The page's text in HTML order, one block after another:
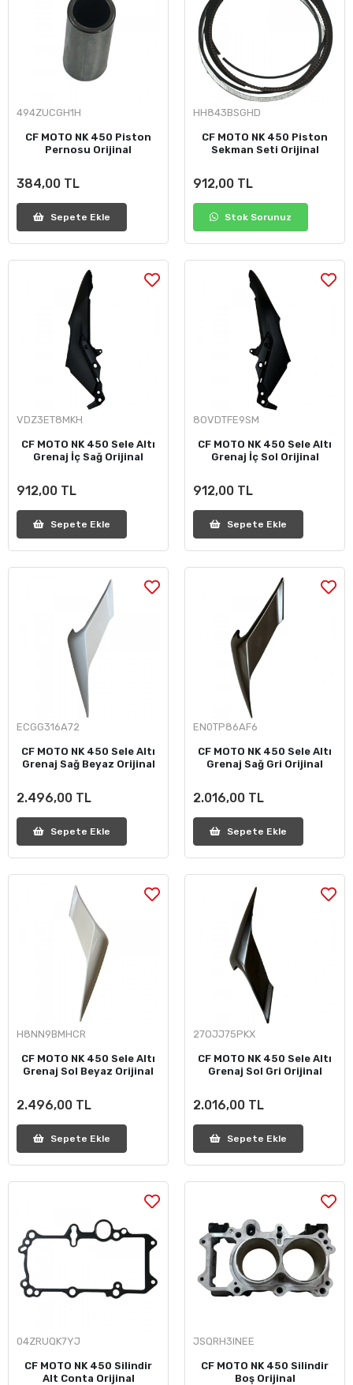
494ZUCGH1H
CF MOTO NK 450 Piston
Pernosu Orijinal
384,00 TL
Sepete Ekle
HH843BSGHD
CF MOTO NK 450 Piston
Sekman Seti Orijinal
912,00 TL
Stok Sorunuz
VDZ3ET8MKH
CF MOTO NK 450 Sele Altı
Grenaj İç Sağ Orijinal
912,00 TL
Sepete Ekle
8OVDTFE9SM
CF MOTO NK 450 Sele Altı
Grenaj İç Sol Orijinal
912,00 TL
Sepete Ekle
ECGG316A72
CF MOTO NK 450 Sele Altı
Grenaj Sağ Beyaz Orijinal
2.496,00 TL
Sepete Ekle
EN0TP86AF6
CF MOTO NK 450 Sele Altı
Grenaj Sağ Gri Orijinal
2.016,00 TL
Sepete Ekle
H8NN9BMHCR
CF MOTO NK 450 Sele Altı
Grenaj Sol Beyaz Orijinal
2.496,00 TL
Sepete Ekle
27OJJ75PKX
CF MOTO NK 450 Sele Altı
Grenaj Sol Gri Orijinal
2.016,00 TL
Sepete Ekle
04ZRUQK7YJ
CF MOTO NK 450 Silindir
Alt Conta Orijinal
JSQRH3INEE
CF MOTO NK 450 Silindir
Boş Orijinal